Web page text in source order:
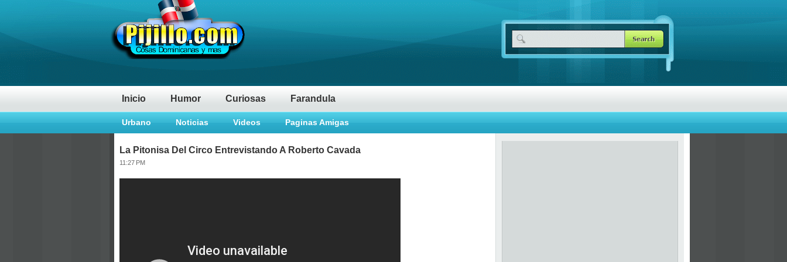
Inicio Humor Curiosas Farandula
Urbano Noticias Videos Paginas Amigas
La Pitonisa Del Circo Entrevistando A Roberto Cavada
11:27 PM